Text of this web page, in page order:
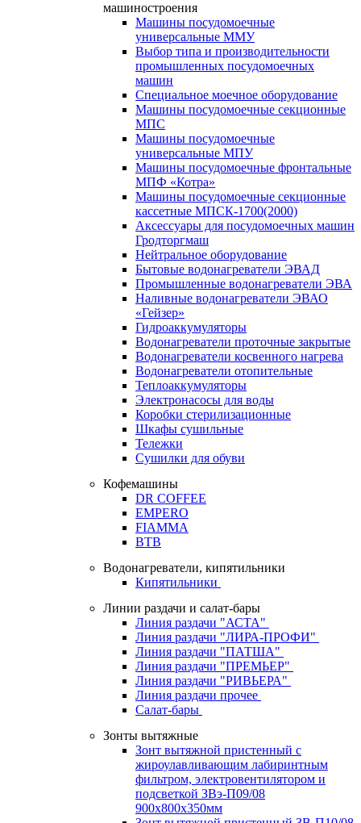
машиностроения
Машины посудомоечные
универсальные ММУ
Выбор типа и производительности
промышленных посудомоечных
машин
Специальное моечное оборудование
Машины посудомоечные секционные
МПС
Машины посудомоечные
универсальные МПУ
Машины посудомоечные фронтальные
МПФ «Котра»
Машины посудомоечные секционные
кассетные МПСК-1700(2000)
Аксессуары для посудомоечных машин
Гродторгмаш
Нейтральное оборудование
Бытовые водонагреватели ЭВАД
Промышленные водонагреватели ЭВА
Наливные водонагреватели ЭВАО
«Гейзер»
Гидроаккумуляторы
Водонагреватели проточные закрытые
Водонагреватели косвенного нагрева
Водонагреватели отопительные
Теплоаккумуляторы
Электронасосы для воды
Коробки стерилизационные
Шкафы сушильные
Тележки
Сушилки для обуви
Кофемашины
DR COFFEE
EMPERO
FIAMMA
BTB
Водонагреватели, кипятильники
Кипятильники
Линии раздачи и салат-бары
Линия раздачи "АСТА"
Линия раздачи "ЛИРА-ПРОФИ"
Линия раздачи "ПАТША"
Линия раздачи "ПРЕМЬЕР"
Линия раздачи "РИВЬЕРА"
Линия раздачи прочее
Салат-бары
Зонты вытяжные
Зонт вытяжной пристенный с
жироулавливающим лабиринтным
фильтром, электровентилятором и
подсветкой ЗВэ-П09/08
900х800х350мм